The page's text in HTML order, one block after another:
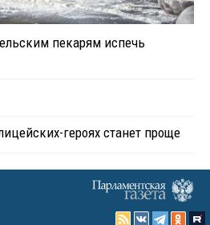
пекарям испечь
героях станет проще